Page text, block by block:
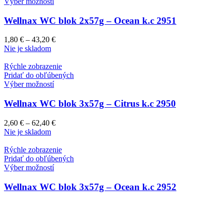
Wellnax WC blok 2x57g – Ocean k.c 2951
1,80 € – 43,20 €
Nie je skladom
Rýchle zobrazenie
Pridať do obľúbených
Výber možností
Wellnax WC blok 3x57g – Citrus k.c 2950
2,60 € – 62,40 €
Nie je skladom
Rýchle zobrazenie
Pridať do obľúbených
Výber možností
Wellnax WC blok 3x57g – Ocean k.c 2952